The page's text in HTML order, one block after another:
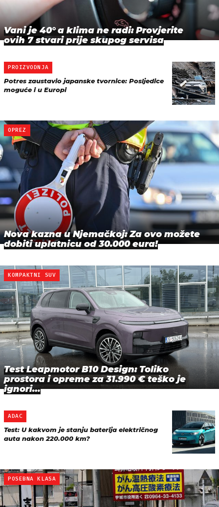
Vani je 40° a klima ne radi: Provjerite
ovih 7 stvari prije skupog servisa
PROIZVODNJA
Potres zaustavio japanske tvornice: Posljedice
moguće i u Europi
OPREZ
Nova kazna u Njemačkoj: Za ovo možete
dobiti uplatnicu od 30.000 eura!
KOMPAKTNI SUV
Test Leapmotor B10 Design: Toliko
prostora i opreme za 31.990 € teško je
ignori…
ADAC
Test: U kakvom je stanju baterija električnog
auta nakon 220.000 km?
POSEBNA KLASA